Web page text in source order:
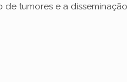
tumores e a